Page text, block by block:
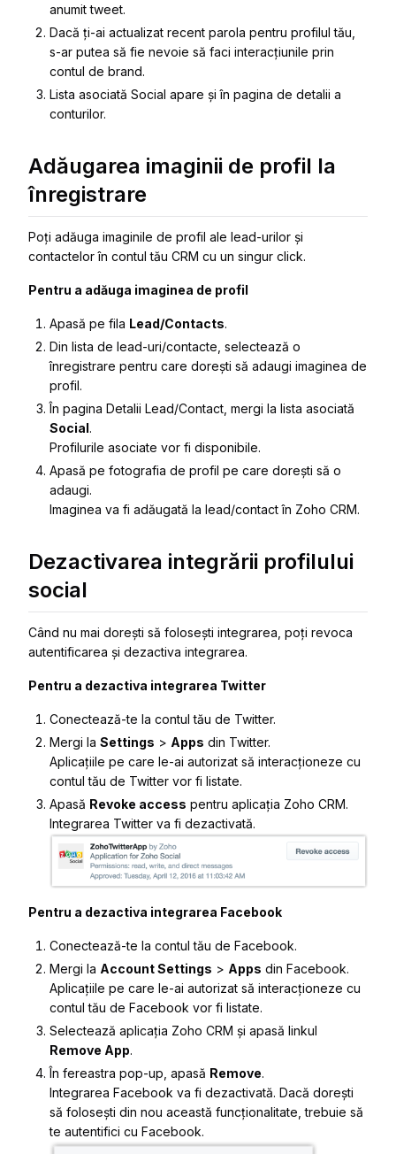
anumit tweet.
Dacă ți-ai actualizat recent parola pentru profilul tău,
s-ar putea să fie nevoie să faci interacțiunile prin
contul de brand.
Lista asociată Social apare și în pagina de detalii a
conturilor.
Adăugarea imaginii de profil la
înregistrare
Poți adăuga imaginile de profil ale lead-urilor și
contactelor în contul tău CRM cu un singur click.
Pentru a adăuga imaginea de profil
Apasă pe fila Lead/Contacts.
Din lista de lead-uri/contacte, selectează o
înregistrare pentru care dorești să adaugi imaginea de
profil.
În pagina Detalii Lead/Contact , mergi la lista asociată
Social.
Profilurile asociate vor fi disponibile.
Apasă pe fotografia de profil pe care dorești să o
adaugi.
Imaginea va fi adăugată la lead/contact în Zoho CRM.
Dezactivarea integrării profilului
social
Când nu mai dorești să folosești integrarea, poți revoca
autentificarea și dezactiva integrarea.
Pentru a dezactiva integrarea Twitter
Conectează-te la contul tău de Twitter.
Mergi la Settings > Apps din Twitter.
Aplicațiile pe care le-ai autorizat să interacționeze cu
contul tău de Twitter vor fi listate.
Apasă Revoke access pentru aplicația Zoho CRM.
Integrarea Twitter va fi dezactivată.
Pentru a dezactiva integrarea Facebook
Conectează-te la contul tău de Facebook.
Mergi la Account Settings > Apps din Facebook.
Aplicațiile pe care le-ai autorizat să interacționeze cu
contul tău de Facebook vor fi listate.
Selectează aplicația Zoho CRM și apasă linkul
Remove App.
În fereastra pop-up, apasă Remove.
Integrarea Facebook va fi dezactivată. Dacă dorești
să folosești din nou această funcționalitate, trebuie să
te autentifici cu Facebook.